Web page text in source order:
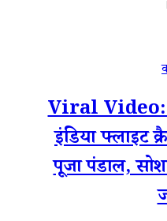
Viral Video:
इंडिया फ्लाइट
पूजा पंडाल,